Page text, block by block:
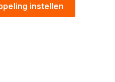
instellen